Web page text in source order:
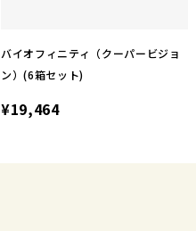
バイオフィニティ（クーパービジョ
ン）(6箱セット)
¥19,464